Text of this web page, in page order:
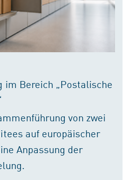
Bereich „Postalische
von zwei
auf europäischer
Anpassung der